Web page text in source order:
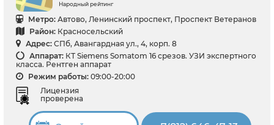
Народный рейтинг
Метро: Автово, Ленинский проспект, Проспект Ветеранов
Район: Красносельский
Адрес: СПб, Авангардная ул., 4, корп. 8
Аппарат: КТ Siemens Somatom 16 срезов. УЗИ экспертного
класса. Рентген аппарат
Режим работы: 09:00-20:00
Лицензия
проверена